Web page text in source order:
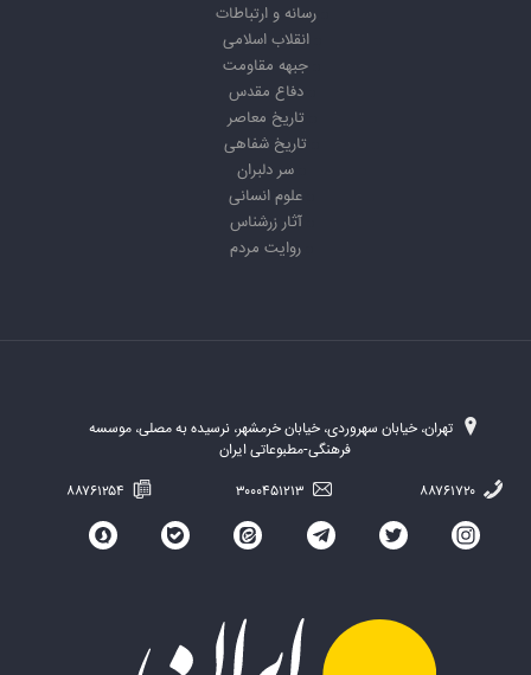
رسانه و ارتباطات
انقلاب اسلامی
جبهه مقاومت
دفاع مقدس
تاریخ معاصر
تاریخ شفاهی
سر دلبران
علوم انسانی
آثار زرشناس
روایت مردم
تهران، خیابان سهروردی، خیابان خرمشهر، نرسیده به مصلی، موسسه
فرهنگی-مطبوعاتی ایران